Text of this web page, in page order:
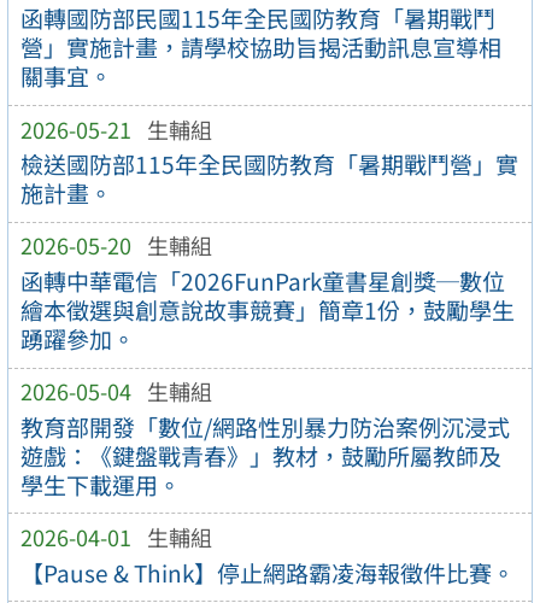
函轉國防部民國115年全民國防教育「暑期戰鬥
營」實施計畫，請學校協助旨揭活動訊息宣導相
關事宜。
2026-05-21 生輔組
檢送國防部115年全民國防教育「暑期戰鬥營」實
施計畫。
2026-05-20 生輔組
函轉中華電信「2026FunPark童書星創獎─數位
繪本徵選與創意說故事競賽」簡章1份，鼓勵學生
踴躍參加。
2026-05-04 生輔組
教育部開發「數位/網路性別暴力防治案例沉浸式
遊戲：《鍵盤戰青春》」教材，鼓勵所屬教師及
學生下載運用。
2026-04-01 生輔組
【Pause & Think】停止網路霸凌海報徵件比賽。